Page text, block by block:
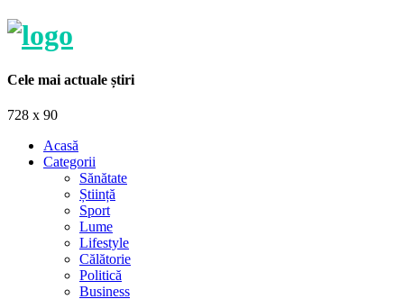
Cele mai actuale știri
728 x 90
Acasă
Categorii
Sănătate
Știință
Sport
Lume
Lifestyle
Călătorie
Politică
Business